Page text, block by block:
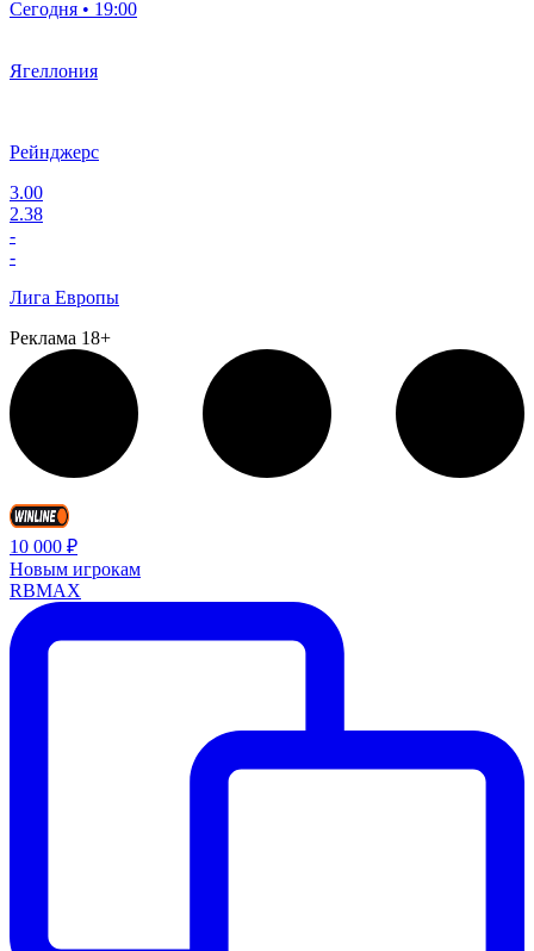
Сегодня • 19:00
Ягеллония
Рейнджерс
3.00
2.38
-
-
Лига Европы
Реклама 18+
10 000 ₽
Новым игрокам
RBMAX